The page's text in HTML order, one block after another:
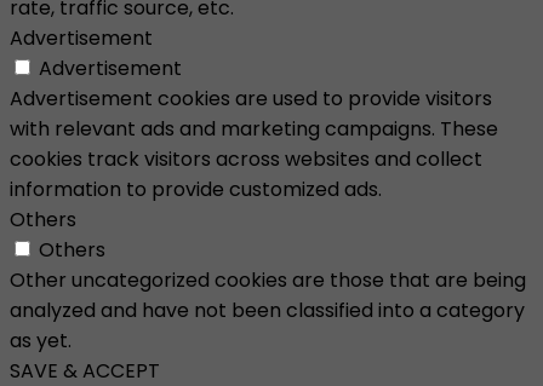
rate, traffic source, etc.
Advertisement
Advertisement
Advertisement cookies are used to provide visitors
with relevant ads and marketing campaigns. These
cookies track visitors across websites and collect
information to provide customized ads.
Others
Others
Other uncategorized cookies are those that are being
analyzed and have not been classified into a category
as yet.
SAVE & ACCEPT